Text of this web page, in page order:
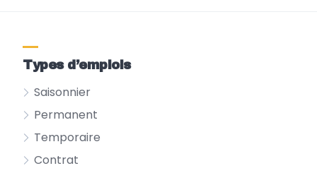
Types d’emplois
Saisonnier
Permanent
Temporaire
Contrat